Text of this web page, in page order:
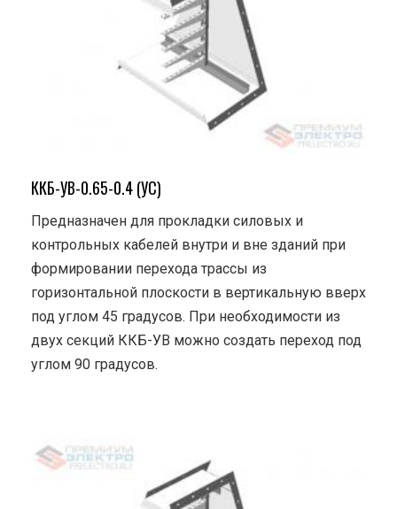
ККБ-УВ-0.65-0.4 (УС)
Предназначен для прокладки силовых и
контрольных кабелей внутри и вне зданий при
формировании перехода трассы из
горизонтальной плоскости в вертикальную вверх
под углом 45 градусов. При необходимости из
двух секций ККБ-УВ можно создать переход под
углом 90 градусов.